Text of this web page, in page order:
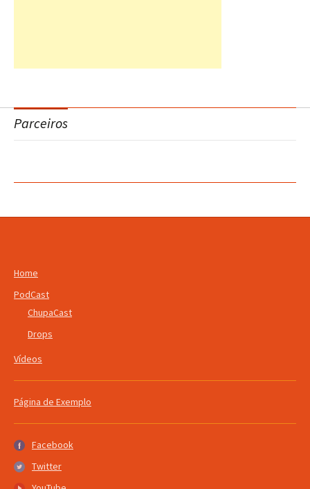
Parceiros
Home
PodCast
ChupaCast
Drops
Vídeos
Página de Exemplo
Facebook
Facebook
Twitter
Twitter